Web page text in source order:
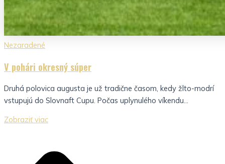
Nezaradené
V pohári okresný súper
Druhá polovica augusta je už tradične časom, kedy žlto-modrí
vstupujú do Slovnaft Cupu. Počas uplynulého víkendu...
Zobraziť viac